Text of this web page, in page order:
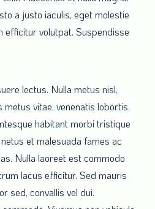
a justo iaculis, eget molestie
efficitur volutpat. Suspendisse
lectus. Nulla metus nisl,
metus vitae, venenatis lobortis
habitant morbi tristique
et malesuada fames ac
Nulla laoreet est commodo
lacus efficitur. Sed mauris
sed, convallis vel dui.